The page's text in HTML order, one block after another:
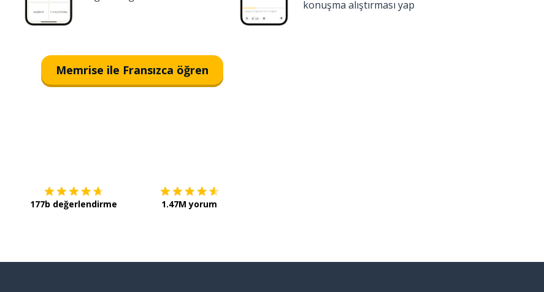
konuşma alıştırması yap
Memrise ile Fransızca öğren
177b değerlendirme 1.47M yorum